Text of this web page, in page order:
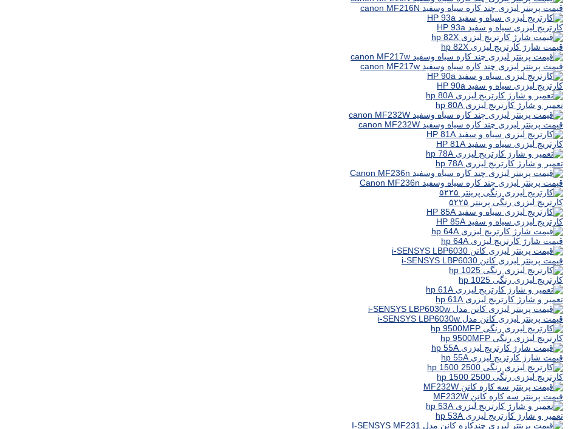
قیمت پرینتر لیزری چند کاره سیاه وسفید canon MF216N
کارتریج لیزری سیاه و سفید HP 93a
قیمت شارژ کارتریج لیزری hp 82X
قیمت پرینتر لیزری چند کاره سیاه وسفید canon MF217w
کارتریج لیزری سیاه و سفید HP 90a
تعمیر و شارژ کارتریج لیزری hp 80A
قیمت پرینتر لیزری چند کاره سیاه وسفید canon MF232W
کارتریج لیزری سیاه و سفید HP 81A
تعمیر و شارژ کارتریج لیزری hp 78A
قیمت پرینتر لیزری چند کاره سیاه وسفید Canon MF236n
کارتریج لیزری رنگی پرینتر ۵۲۲۵
کارتریج لیزری سیاه و سفید HP 85A
قیمت شارژ کارتریج لیزری hp 64A
قیمت پرینتر لیزری کانن i-SENSYS LBP6030
کارتریج لیزری رنگی hp 1025
تعمیر و شارژ کارتریج لیزری hp 61A
قیمت پرینتر لیزری کانن مدل i-SENSYS LBP6030w
کارتریج لیزری رنگی hp 9500MFP
قیمت شارژ کارتریج لیزری hp 55A
کارتریج لیزری رنگی hp 1500 2500
قیمت پرینتر سه کاره کانن MF232W
تعمیر و شارژ کارتریج لیزری hp 53A